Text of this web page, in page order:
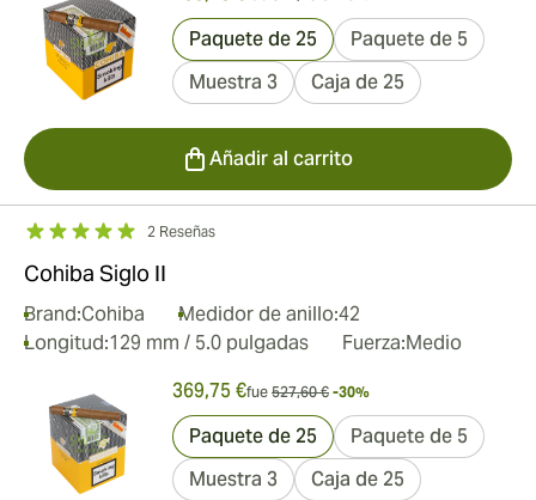
Paquete de 25
Paquete de 5
Muestra 3
Caja de 25
Añadir al carrito
2 Reseñas
Cohiba Siglo II
Brand:Cohiba Medidor de anillo:42
Longitud:129 mm / 5.0 pulgadas Fuerza:Medio
369,75 €fue 527,60 € -30%
Paquete de 25
Paquete de 5
Muestra 3
Caja de 25